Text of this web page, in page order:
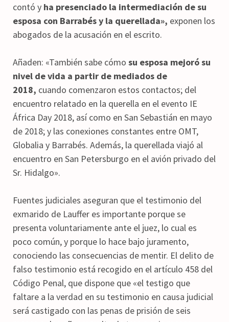
contó y ha presenciado la intermediación de su
esposa con Barrabés y la querellada», exponen los
abogados de la acusación en el escrito.
Añaden: «También sabe cómo su esposa mejoró su
nivel de vida a partir de mediados de
2018, cuando comenzaron estos contactos; del
encuentro relatado en la querella en el evento IE
África Day 2018, así como en San Sebastián en mayo
de 2018; y las conexiones constantes entre OMT,
Globalia y Barrabés. Además, la querellada viajó al
encuentro en San Petersburgo en el avión privado del
Sr. Hidalgo».
Fuentes judiciales aseguran que el testimonio del
exmarido de Lauffer es importante porque se
presenta voluntariamente ante el juez, lo cual es
poco común, y porque lo hace bajo juramento,
conociendo las consecuencias de mentir. El delito de
falso testimonio está recogido en el artículo 458 del
Código Penal, que dispone que «el testigo que
faltare a la verdad en su testimonio en causa judicial
será castigado con las penas de prisión de seis